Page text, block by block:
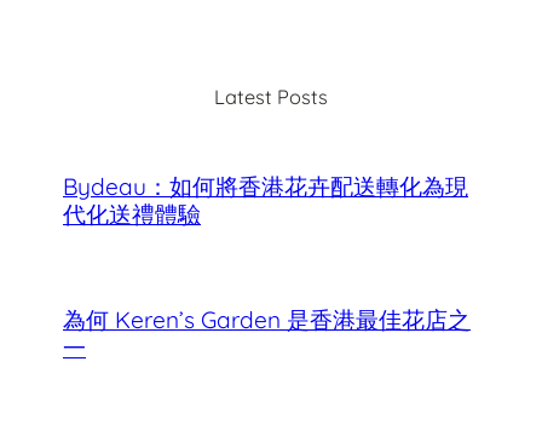
Latest Posts
Bydeau：如何將香港花卉配送轉化為現
代化送禮體驗
為何 Keren’s Garden 是香港最佳花店之
一